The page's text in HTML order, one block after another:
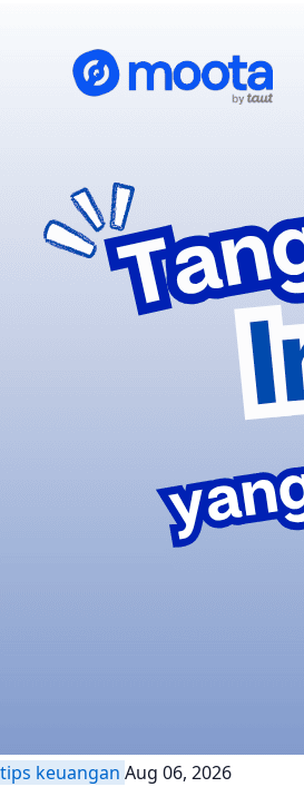
tips keuangan Aug 06, 2026